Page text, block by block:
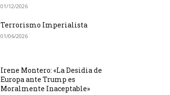
01/12/2026
Terrorismo Imperialista
01/06/2026
Irene Montero: «La Desidia de
Europa ante Trump es
Moralmente Inaceptable»